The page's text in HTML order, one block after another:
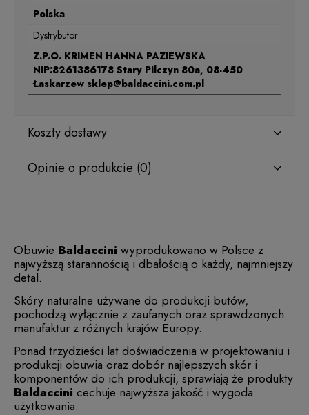
Polska
Dystrybutor
Z.P.O. KRIMEN HANNA PAZIEWSKA
NIP:8261386178 Stary Pilczyn 80a, 08-450
Łaskarzew sklep@baldaccini.com.pl
Koszty dostawy
Opinie o produkcie (0)
Obuwie Baldaccini wyprodukowano w Polsce z
najwyższą starannością i dbałością o każdy, najmniejszy
detal.
Skóry naturalne używane do produkcji butów,
pochodzą wyłącznie z zaufanych oraz sprawdzonych
manufaktur z różnych krajów Europy.
Ponad trzydzieści lat doświadczenia w projektowaniu i
produkcji obuwia oraz dobór najlepszych skór i
komponentów do ich produkcji, sprawiają że produkty
Baldaccini cechuje najwyższa jakość i wygoda
użytkowania.